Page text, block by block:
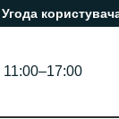
Угода
11:00–17:00